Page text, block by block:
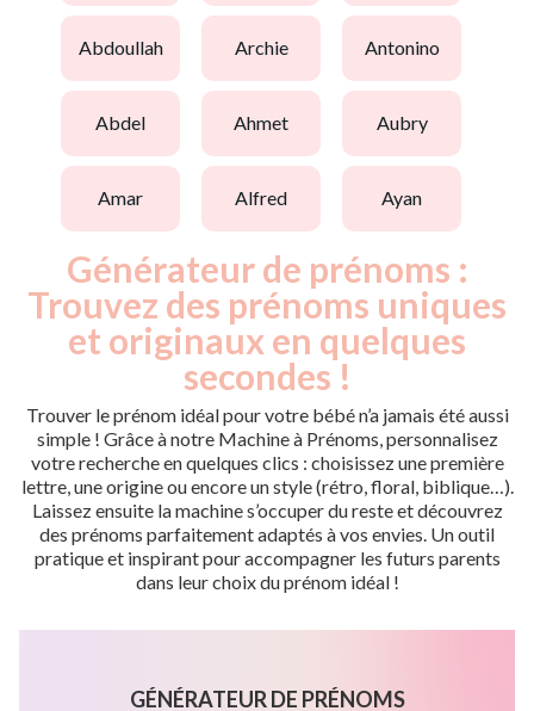
abdoullah archie antonino
abdel ahmet aubry
amar alfred ayan
Générateur de prénoms :
Trouvez des prénoms uniques
et originaux en quelques
secondes !
Trouver le prénom idéal pour votre bébé n’a jamais été aussi
simple ! Grâce à notre Machine à Prénoms, personnalisez
votre recherche en quelques clics : choisissez une première
lettre, une origine ou encore un style (rétro, floral, biblique…).
Laissez ensuite la machine s’occuper du reste et découvrez
des prénoms parfaitement adaptés à vos envies. Un outil
pratique et inspirant pour accompagner les futurs parents
dans leur choix du prénom idéal !
GÉNÉRATEUR DE PRÉNOMS